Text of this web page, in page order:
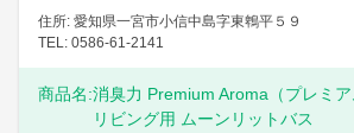
住所: 愛知県一宮市小信中島字東鵯平５９
TEL: 0586-61-2141
商品名:消臭力 Premium Aroma（プレミア
リビング用 ムーンリットバス